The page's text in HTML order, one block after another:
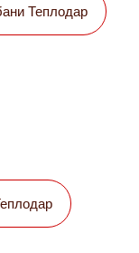
Теплодар